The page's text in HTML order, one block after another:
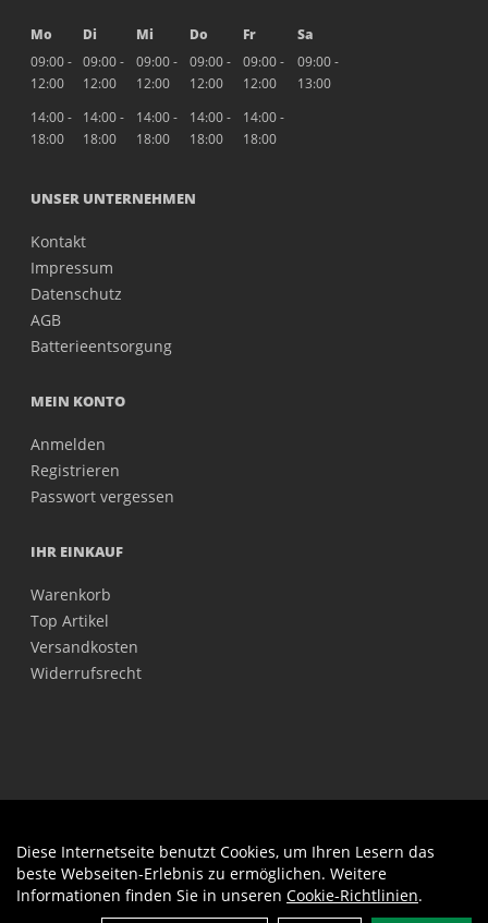
Mo Di Mi Do Fr
Sa
09:00 -
12:00
09:00 -
12:00
09:00 -
12:00
09:00 -
12:00
09:00 -
12:00
09:00 -
13:00
14:00 -
18:00
14:00 -
18:00
14:00 -
18:00
14:00 -
18:00
14:00 -
18:00
UNSER UNTERNEHMEN
Kontakt
Impressum
Datenschutz
AGB
Batterieentsorgung
MEIN KONTO
Anmelden
Registrieren
Passwort vergessen
IHR EINKAUF
Warenkorb
Top Artikel
Versandkosten
Widerrufsrecht
Diese Internetseite benutzt Cookies, um Ihren Lesern das
beste Webseiten-Erlebnis zu ermöglichen. Weitere
Informationen finden Sie in unseren Cookie-Richtlinien.
Auftrag widerrufen